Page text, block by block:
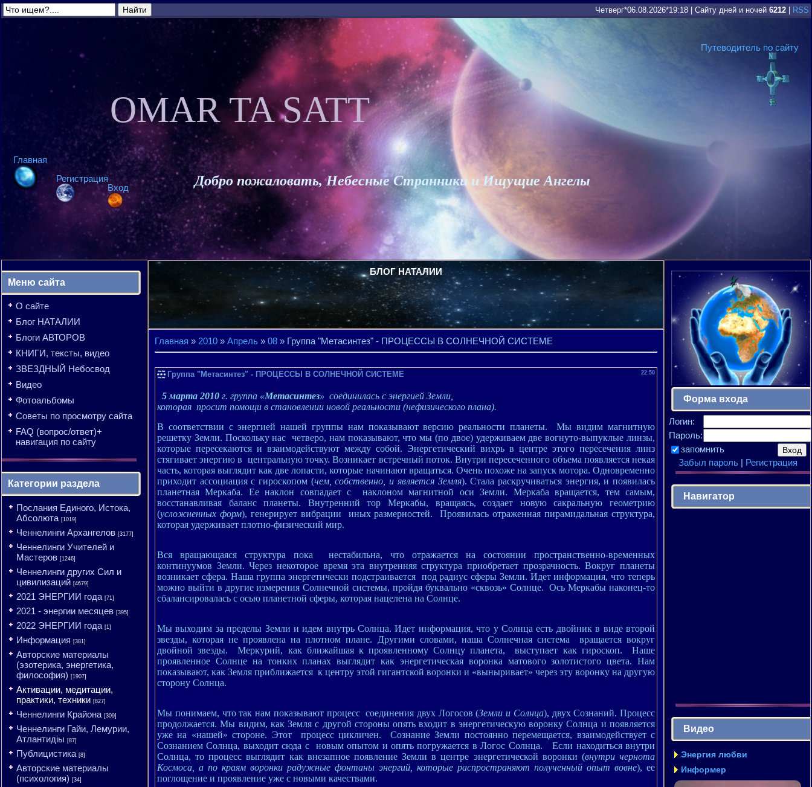
Четверг*06.08.2026*19:18 Сайту дней и ночей 6212 RSS
Путеводитель по сайту
Главная
Регистрация
Вход
OMAR TA SATT
Добро пожаловать, Небесные Странники и Ищущие Ангелы
Меню сайта
О сайте
Блог НАТАЛИИ
Блоги АВТОРОВ
КНИГИ, тексты, видео
ЗВЕЗДНЫЙ Небосвод
Видео
Фотоальбомы
Советы по просмотру сайта
FAQ (вопрос/ответ)+
навигация по сайту
Категории раздела
Послания Единого, Истока,
Абсолюта [1019]
Ченнелинги Архангелов [3177]
Ченнелинги Учителей и
Мастеров [1246]
Ченнелинги других Сил и
цивилизаций [4679]
2021 ЭНЕРГИИ года [71]
2021 - энергии месяцев [395]
2022 ЭНЕРГИИ года [1]
Информация [381]
Авторские материалы
(эзотерика, энергетика,
философия) [1907]
Активации, медитации,
практики, техники [827]
Ченнелинги Крайона [309]
Ченнелинги Гайи, Лемурии,
Атлантидіы [87]
Публицистика [8]
Авторские материалы
(психология) [34]
БЛОГ НАТАЛИИ
Главная » 2010 » Апрель » 08 » Группа "Метасинтез" - ПРОЦЕССЫ В СОЛНЕЧНОЙ СИСТЕМЕ
22:50
Группа "Метасинтез" - ПРОЦЕССЫ В СОЛНЕЧНОЙ СИСТЕМЕ
5 марта 2010 г. группа «Метасинтез» соединилась с энергией Земли,
которая просит помощи в становлении новой реальности (нефизического плана).
В соответствии с энергией нашей группы нам показывают версию реальности планеты. Мы видим магнитную
решетку Земли. Поскольку нас четверо, нам показывают, что мы (по двое) удерживаем две вогнуто-выпуклые линзы,
которые пересекаются и взаимодействуют между собой. Энергетический вихрь в центре этого пересечения линз
стягивает энергию в центральную точку. Возникает встречный поток. Внутри пересеченного объема появляется некая
часть, которая выглядит как две лопасти, которые начинают вращаться. Очень похоже на запуск мотора. Одновременно
приходит ассоциация с гироскопом (чем, собственно, и является Земля). Стала раскручиваться энергия, и появилась
планетная Меркаба. Ее наклон совпадает с наклоном магнитной оси Земли. Меркаба вращается, тем самым,
восстанавливая баланс планеты. Внутренний тор Меркабы, вращаясь, создает новую сакральную геометрию
(усложненных форм), генерирует вибрации иных размерностей. Проявилась отраженная пирамидальная структура,
которая удерживает плотно-физический мир.
Вся вращающаяся структура пока нестабильна, что отражается на состоянии пространственно-временных
континуумов Земли. Через некоторое время эта внутренняя структура приобретает прозрачность. Вокруг планеты
возникает сфера. Наша группа энергетически подстраивается под радиус сферы Земли. Идет информация, что теперь
можно выйти в другие измерения Солнечной системы, пройдя буквально «сквозь» Солнце. Ось Меркабы наконец-то
сбалансировалась с осью планетной сферы, которая нацелена на Солнце.
Мы выходим за пределы Земли и идем внутрь Солнца. Идет информация, что у Солнца есть двойник в виде второй
звезды, которая не проявлена на плотном плане. Другими словами, наша Солнечная система вращается вокруг
двойной звезды. Меркурий, как ближайшая к проявленному Солнцу планета, выступает как гироскоп. Наше
проявленное Солнце на тонких планах выглядит как энергетическая воронка матового золотистого цвета. Нам
показывают, как Земля приближается к центру этой гигантской воронки и «выныривает» через эту воронку на другую
сторону Солнца.
Мы понимаем, что так нам показывают процесс соединения двух Логосов (Земли и Солнца), двух Сознаний. Процесс
продолжается. Мы видим, как Земля с другой стороны опять входит в энергетическую воронку Солнца и появляется
уже на «нашей» стороне. Этот процесс цикличен. Сознание Земли постоянно перемещается, взаимодействует с
Сознанием Солнца, выходит сюда с новым опытом и опять погружается в Логос Солнца. Если находиться внутри
Солнца, то процесс выглядит как внезапное появление Земли в центре энергетической воронки (внутри чернота
Космоса, а по краям воронки радужные фонтаны энергий, которые распространяют полученный опыт вовне), ее
поглощение и проявление уже с новыми качествами.
Форма входа
Логин:
Пароль:
запомнить
Забыл пароль| Регистрация
Навигатор
Видео
Энергия любви
Информер